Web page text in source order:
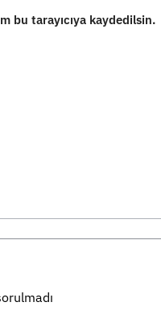
bu tarayıcıya kaydedilsin.